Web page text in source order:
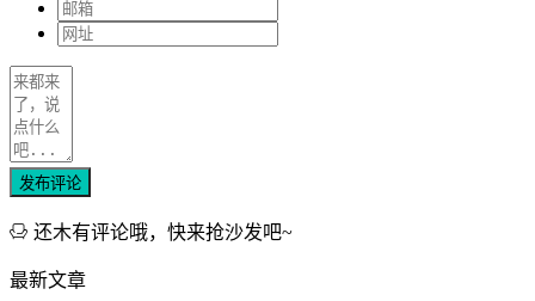
发布评论
还木有评论哦，快来抢沙发吧~
最新文章